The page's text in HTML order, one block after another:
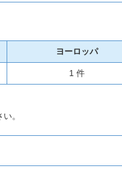
ヨーロッパ
1 件
。